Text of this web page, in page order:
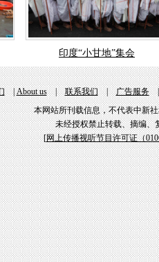
印度“小甘地”集会
|About us|联系我们|广告服务
本网站所刊载信息，不代表中新
未经授权禁止转载、摘编、
[网上传播视听节目许可证（